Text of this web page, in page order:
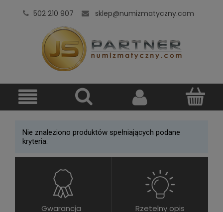
502 210 907 sklep@numizmatyczny.com
Nie znaleziono produktów spełniających podane
kryteria.
Gwarancja
Rzetelny opis